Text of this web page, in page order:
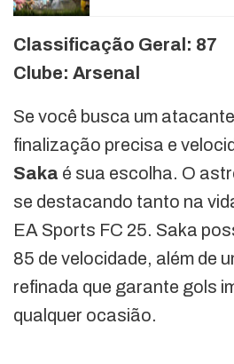
Classificação Geral: 87
Clube: Arsenal
Se você busca um
finalização precisa e
Saka é sua escolha. O
se destacando tanto na
EA Sports FC 25. Saka
85 de velocidade, além de
refinada que garante gols
qualquer ocasião.